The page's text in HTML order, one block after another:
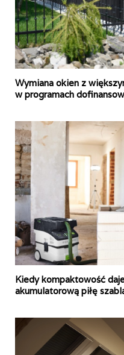
Wymiana okien z
w programach
Kiedy kompaktowość
akumulatorową piłę